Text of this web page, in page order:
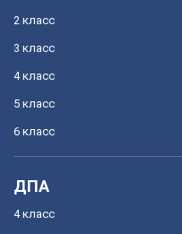
2 класс
3 класс
4 класс
5 класс
6 класс
ДПА
4 класс